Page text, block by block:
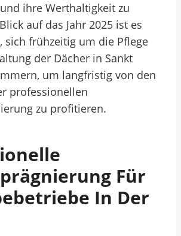
ihre Werthaltigkeit zu
auf das Jahr 2025 ist es
sich frühzeitig um die Pflege
der Dächer in Sankt
um langfristig von den
professionellen
zu profitieren.
Für
In Der